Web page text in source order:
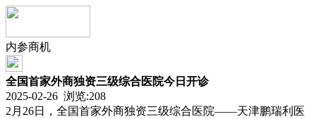
内参商机
全国首家外商独资三级综合医院今日开诊
2025-02-26 浏览:208
2月26日，全国首家外商独资三级综合医院——天津鹏瑞利医